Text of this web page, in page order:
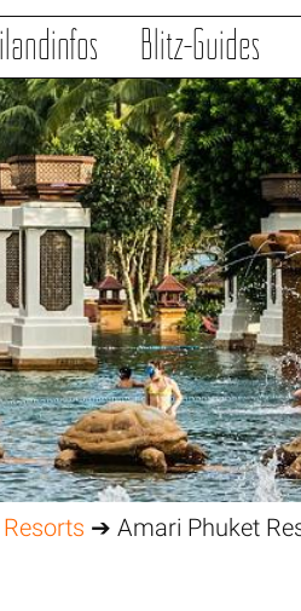
Blitz-Guides
➔ Amari Phuket